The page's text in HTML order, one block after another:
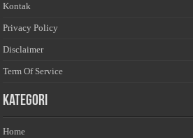
Kontak
Privacy Policy
Disclaimer
Term Of Service
Kategori
Home